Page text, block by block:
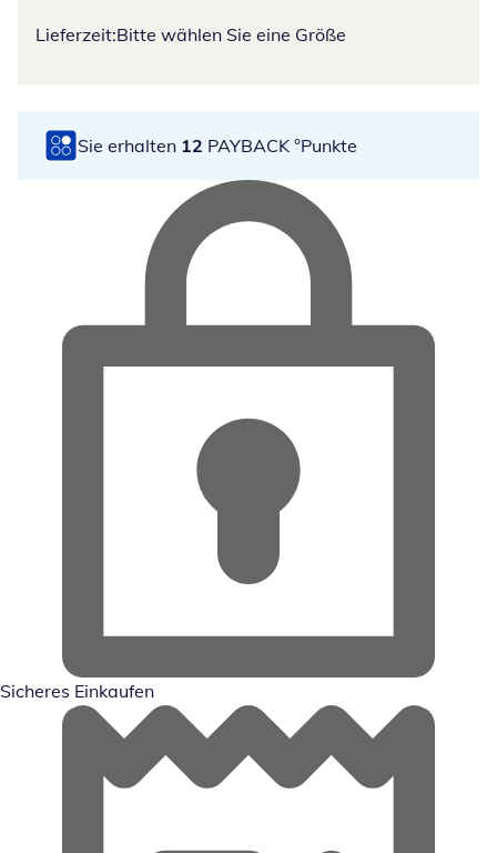
Lieferzeit:Bitte wählen Sie eine Größe
Sie erhalten 12 PAYBACK °Punkte
Sicheres Einkaufen